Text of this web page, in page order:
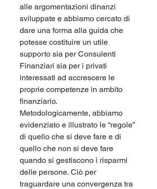
alle argomentazioni dinanzi
sviluppate e abbiamo cercato di
dare una forma alla guida che
potesse costituire un utile
supporto sia per Consulenti
Finanziari sia per i privati
interessati ad accrescere le
proprie competenze in ambito
finanziario.
Metodologicamente, abbiamo
evidenziato e illustrato le “regole”
di quello che si deve fare e di
quello che non si deve fare
quando si gestiscono i risparmi
delle persone. Ciò per
traguardare una convergenza tra